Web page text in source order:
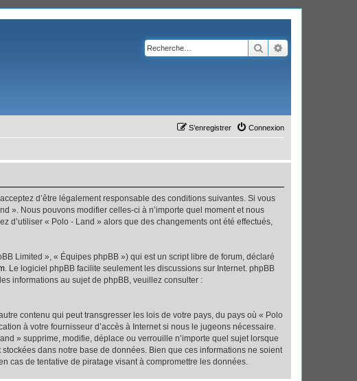
Rechercher
Connexion
S’enregistrer
d’être légalement responsable des conditions suivantes. Si vous
». Nous pouvons modifier celles-ci à n’importe quel moment et nous
d’utiliser « Polo - Land » alors que des changements ont été effectués,
Limited », « Équipes phpBB ») qui est un script libre de forum, déclaré
. Le logiciel phpBB facilite seulement les discussions sur Internet. phpBB
informations au sujet de phpBB, veuillez consulter :
contenu qui peut transgresser les lois de votre pays, du pays où « Polo
à votre fournisseur d’accès à Internet si nous le jugeons nécessaire.
» supprime, modifie, déplace ou verrouille n’importe quel sujet lorsque
dans notre base de données. Bien que ces informations ne soient
cas de tentative de piratage visant à compromettre les données.